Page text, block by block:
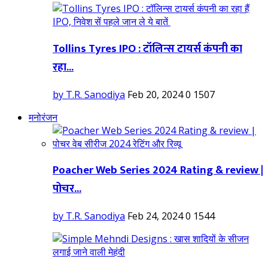
Tollins Tyres IPO : टॉलिन्स टायर्स कंपनी का
रहा...
by T.R. Sanodiya Feb 20, 20240 1507
मनोरंजन
Poacher Web Series 2024 Rating & review |
पोचर...
by T.R. Sanodiya Feb 24, 20240 1544